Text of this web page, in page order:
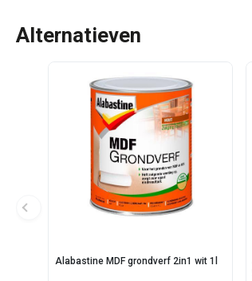
Alternatieven
Alabastine MDF grondverf 2in1 wit 1l